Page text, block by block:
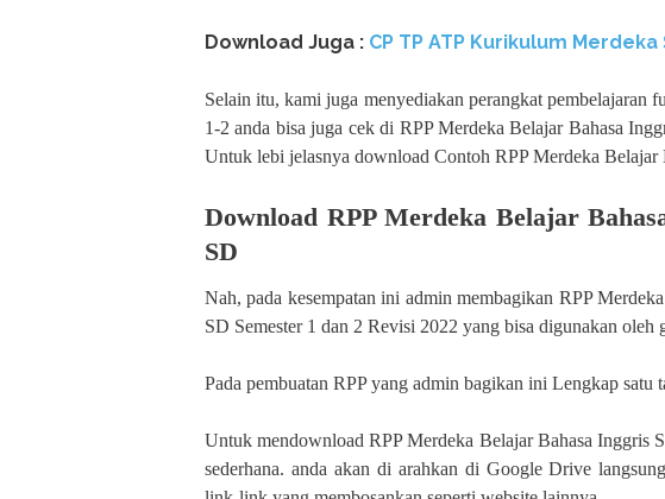
Download Juga : CP TP ATP Kurikulum Merdeka
Selain itu, kami juga menyediakan perangkat pembelajaran
1-2 anda bisa juga cek di RPP Merdeka Belajar Bahasa
Untuk lebi jelasnya download Contoh RPP Merdeka
Download RPP Merdeka Belajar
SD
Nah, pada kesempatan ini admin membagikan RPP
SD Semester 1 dan 2 Revisi 2022 yang bisa digunakan oleh
Pada pembuatan RPP yang admin bagikan ini Lengkap satu
Untuk mendownload RPP Merdeka Belajar Bahasa Inggris
sederhana. anda akan di arahkan di Google Drive